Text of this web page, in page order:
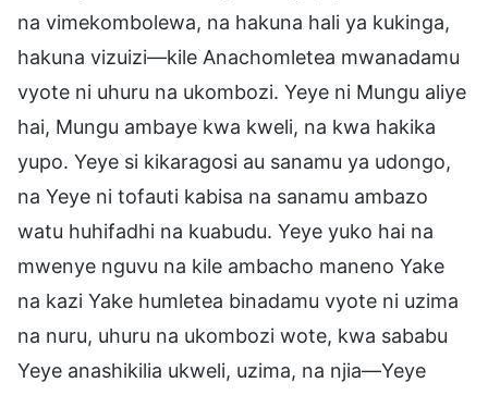
na vimekombolewa, na hakuna hali ya kukinga,
hakuna vizuizi—kile Anachomletea mwanadamu
vyote ni uhuru na ukombozi. Yeye ni Mungu aliye
hai, Mungu ambaye kwa kweli, na kwa hakika
yupo. Yeye si kikaragosi au sanamu ya udongo,
na Yeye ni tofauti kabisa na sanamu ambazo
watu huhifadhi na kuabudu. Yeye yuko hai na
mwenye nguvu na kile ambacho maneno Yake
na kazi Yake humletea binadamu vyote ni uzima
na nuru, uhuru na ukombozi wote, kwa sababu
Yeye anashikilia ukweli, uzima, na njia—Yeye